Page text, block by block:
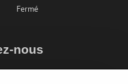
Fermé
nous